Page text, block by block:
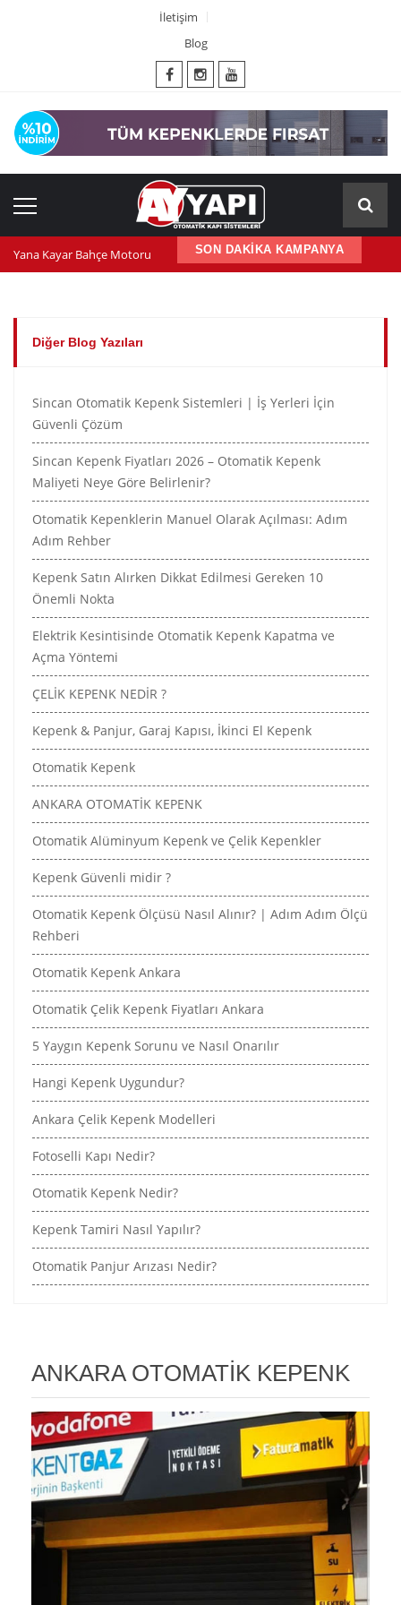
İletişim
Blog
SON DAKİKA KAMPANYA
Yana Kayar Bahçe Motoru
Kepenk ups (Güç Kaynağı)
Diğer Blog Yazıları
Sincan Otomatik Kepenk Sistemleri | İş Yerleri İçin
Güvenli Çözüm
Sincan Kepenk Fiyatları 2026 – Otomatik Kepenk
Maliyeti Neye Göre Belirlenir?
Otomatik Kepenklerin Manuel Olarak Açılması: Adım
Adım Rehber
Kepenk Satın Alırken Dikkat Edilmesi Gereken 10
Önemli Nokta
Elektrik Kesintisinde Otomatik Kepenk Kapatma ve
Açma Yöntemi
ÇELİK KEPENK NEDİR ?
Kepenk & Panjur, Garaj Kapısı, İkinci El Kepenk
Otomatik Kepenk
ANKARA OTOMATİK KEPENK
Otomatik Alüminyum Kepenk ve Çelik Kepenkler
Kepenk Güvenli midir ?
Otomatik Kepenk Ölçüsü Nasıl Alınır? | Adım Adım Ölçü
Rehberi
Otomatik Kepenk Ankara
Otomatik Çelik Kepenk Fiyatları Ankara
5 Yaygın Kepenk Sorunu ve Nasıl Onarılır
Hangi Kepenk Uygundur?
Ankara Çelik Kepenk Modelleri
Fotoselli Kapı Nedir?
Otomatik Kepenk Nedir?
Kepenk Tamiri Nasıl Yapılır?
Otomatik Panjur Arızası Nedir?
ANKARA OTOMATİK KEPENK